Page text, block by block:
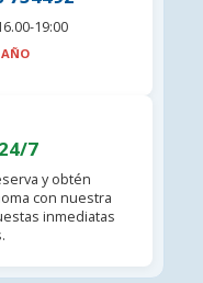
19:00
7
y obtén
con nuestra
inmediatas